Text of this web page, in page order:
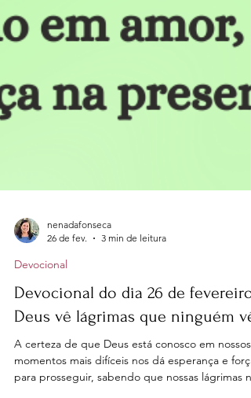
26 de fev.
Devocional
Devocional do dia 26 de fevereiro
Deus vê lágrimas que ninguém vê
A certeza de que Deus está conosco em nossos
momentos mais difíceis nos dá esperança e força